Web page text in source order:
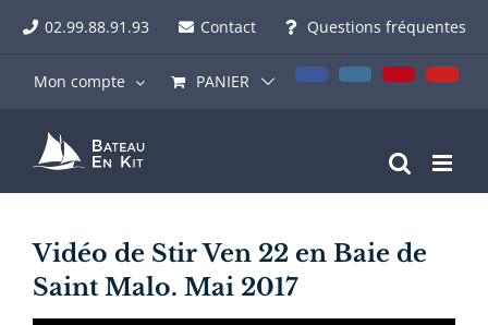
Passer
contenu
02.99.88.91.93 Contact Questions fréquentes
Mon compte PANIER FacebookInstagram
Pinterest
Vidéo de Stir Ven 22 en Baie de
Saint Malo. Mai 2017